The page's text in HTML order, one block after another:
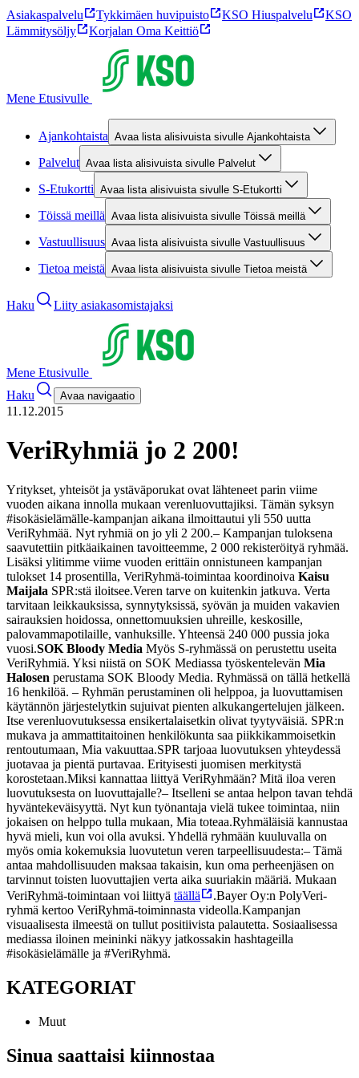
Asiakaspalvelu Tykkimäen huvipuisto KSO Hiuspalvelu
KSO
Lämmitysöljy
Korjalan Oma Keittiö
Mene Etusivulle
Ajankohtaista Avaa lista alisivuista sivulle Ajankohtaista
Palvelut Avaa lista alisivuista sivulle Palvelut
S-Etukortti Avaa lista alisivuista sivulle S-Etukortti
Töissä meillä Avaa lista alisivuista sivulle Töissä meillä
Vastuullisuus Avaa lista alisivuista sivulle Vastuullisuus
Tietoa meistä Avaa lista alisivuista sivulle Tietoa meistä
Haku Liity asiakasomistajaksi
Mene Etusivulle
Haku
Avaa navigaatio
11.12.2015
VeriRyhmiä jo 2 200!
Yritykset, yhteisöt ja ystäväporukat ovat lähteneet parin viime
vuoden aikana innolla mukaan verenluovuttajiksi. Tämän syksyn
#isokäsielämälle-kampanjan aikana ilmoittautui yli 550 uutta
VeriRyhmää. Nyt ryhmiä on jo yli 2 200.– Kampanjan tuloksena
saavutettiin pitkäaikainen tavoitteemme, 2 000 rekisteröityä ryhmää.
Lisäksi ylitimme viime vuoden erittäin onnistuneen kampanjan
tulokset 14 prosentilla, VeriRyhmä-toimintaa koordinoiva Kaisu
Maijala SPR:stä iloitsee.Veren tarve on kuitenkin jatkuva. Verta
tarvitaan leikkauksissa, synnytyksissä, syövän ja muiden vakavien
sairauksien hoidossa, onnettomuuksien uhreille, keskosille,
palovammapotilaille, vanhuksille. Yhteensä 240 000 pussia joka
vuosi.SOK Bloody Media Myös S-ryhmässä on perustettu useita
VeriRyhmiä. Yksi niistä on SOK Mediassa työskentelevän Mia
Halosen perustama SOK Bloody Media. Ryhmässä on tällä hetkellä
16 henkilöä. – Ryhmän perustaminen oli helppoa, ja luovuttamisen
käytännön järjestelytkin sujuivat pienten alkukangertelujen jälkeen.
Itse verenluovutuksessa ensikertalaisetkin olivat tyytyväisiä. SPR:n
mukava ja ammattitaitoinen henkilökunta saa piikkikammoisetkin
rentoutumaan, Mia vakuuttaa.SPR tarjoaa luovutuksen yhteydessä
juotavaa ja pientä purtavaa. Erityisesti juomisen merkitystä
korostetaan.Miksi kannattaa liittyä VeriRyhmään? Mitä iloa veren
luovutuksesta on luovuttajalle?– Itselleni se antaa helpon tavan tehdä
hyväntekeväisyyttä. Nyt kun työnantaja vielä tukee toimintaa, niin
jokaisen on helppo tulla mukaan, Mia toteaa.Ryhmäläisiä kannustaa
hyvä mieli, kun voi olla avuksi. Yhdellä ryhmään kuuluvalla on
myös omia kokemuksia luovutetun veren tarpeellisuudesta:– Tämä
antaa mahdollisuuden maksaa takaisin, kun oma perheenjäsen on
tarvinnut toisten luovuttajien verta aika suuriakin määriä. Mukaan
VeriRyhmä-toimintaan voi liittyä täällä .Bayer Oy:n PolyVeri-
ryhmä kertoo VeriRyhmä-toiminnasta videolla.Kampanjan
visuaalisesta ilmeestä on tullut positiivista palautetta. Sosiaalisessa
mediassa iloinen meininki näkyy jatkossakin hashtageilla
#isokäsielämälle ja #VeriRyhmä.
KATEGORIAT
Muut
Sinua saattaisi kiinnostaa